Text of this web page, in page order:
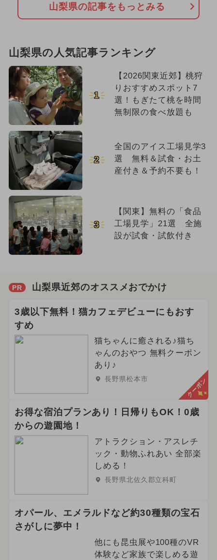
山梨県の記事をもっとみる
山梨県の人気記事ランキング
1
【2026関東近郊】桃狩
りおすすめスポット7
選！もぎたて桃を時間
無制限の食べ放題も
2
全国のアイス工場見学3
選 無料＆試食・お土
産付き＆予約不要も！
3
【関東】無料の「食品
工場見学」21選 全施
設が試食・試飲付き
PR 山梨県近郊のオススメおでかけ
3歳以下無料！猫カフェデビューにもおす
すめ
猫ちゃんに癒される♪猫ち
ゃんのおやつ 無料クーポン
あり♪
長野県松本市 クーポン
お得な宿泊プランあり！日帰りもOK！0歳
からの遊園地！
アトラクション・アスレチ
ック・動物ふれあい 全部楽
しめる！
長野県北佐久郡立科町
オパール、エメラルドなど約30種類の宝石
さがしに夢中！
他にも昆虫展や100種のVR
体験など家族で楽しめる遊